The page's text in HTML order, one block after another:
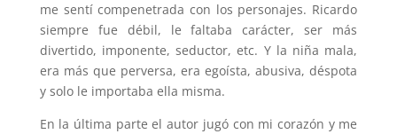
me sentí compenetrada con los personajes. Ricardo
siempre fue débil, le faltaba carácter, ser más
divertido, imponente, seductor, etc. Y la niña mala,
era más que perversa, era egoísta, abusiva, déspota
y solo le importaba ella misma.
En la última parte el autor jugó con mi corazón y me